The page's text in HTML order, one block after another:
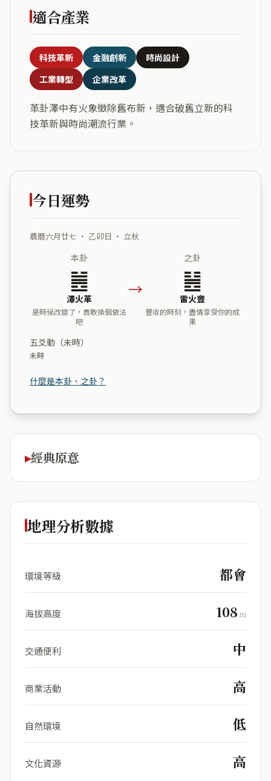
適合產業
科技革新 金融創新
時尚設計
工業轉型
企業改革
革卦澤中有火象徵除舊布新，適合破舊立新的科
技革新與時尚潮流行業。
今日運勢
農曆六月廿七 ・ 乙卯日 ・ 立秋
本卦
䷰
澤火革
是時候改變了，勇敢換個做法
吧
→
之卦
䷶
雷火豐
豐收的時刻，盡情享受你的成
果
五爻動（未時）
未時
什麼是本卦、之卦？
經典原意
地理分析數據
環境等級 都會
海拔高度 108 m
交通便利 中
商業活動 高
自然環境 低
文化資源 高